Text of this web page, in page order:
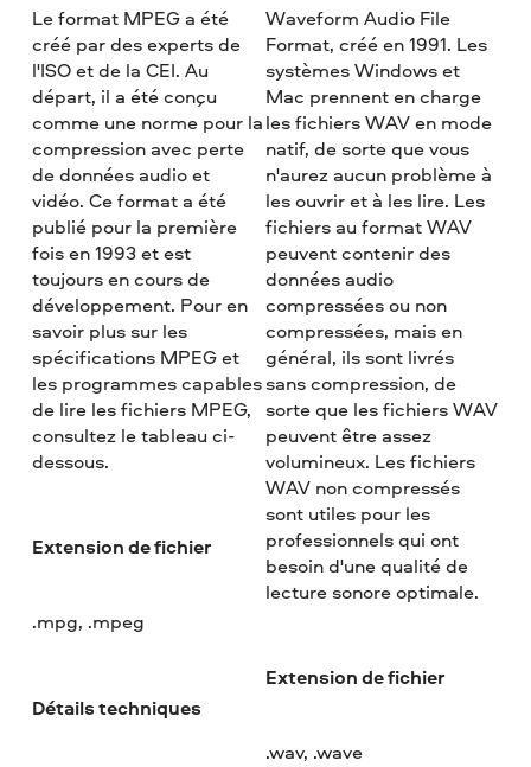
Le format MPEG a été
créé par des experts de
l'ISO et de la CEI. Au
départ, il a été conçu
comme une norme pour la
compression avec perte
de données audio et
vidéo. Ce format a été
publié pour la première
fois en 1993 et est
toujours en cours de
développement. Pour en
savoir plus sur les
spécifications MPEG et
les programmes capables
de lire les fichiers MPEG,
consultez le tableau ci-
dessous.
Extension de fichier
.mpg, .mpeg
Détails techniques
Waveform Audio File
Format, créé en 1991. Les
systèmes Windows et
Mac prennent en charge
les fichiers WAV en mode
natif, de sorte que vous
n'aurez aucun problème à
les ouvrir et à les lire. Les
fichiers au format WAV
peuvent contenir des
données audio
compressées ou non
compressées, mais en
général, ils sont livrés
sans compression, de
sorte que les fichiers WAV
peuvent être assez
volumineux. Les fichiers
WAV non compressés
sont utiles pour les
professionnels qui ont
besoin d'une qualité de
lecture sonore optimale.
Extension de fichier
.wav, .wave